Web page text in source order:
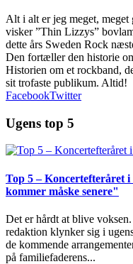
Alt i alt er jeg meget,
visker ”Thin Lizzys”
dette års Sweden Rock
Den fortæller den historie
Historien om et rockband,
sit trofaste publikum. Altid!
FacebookTwitter
Ugens top 5
Top 5 – Koncertefteråret
kommer måske senere"
Det er hårdt at blive
redaktion klynker sig i
de kommende
på familiefaderens...